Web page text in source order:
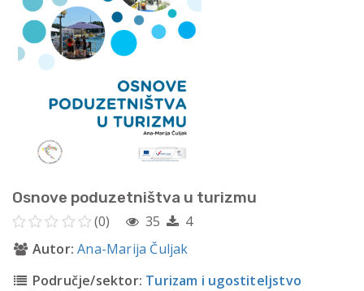
Osnove poduzetništva u turizmu
(0) 35
4
Autor: Ana-Marija Čuljak
Područje/sektor: Turizam i ugostiteljstvo